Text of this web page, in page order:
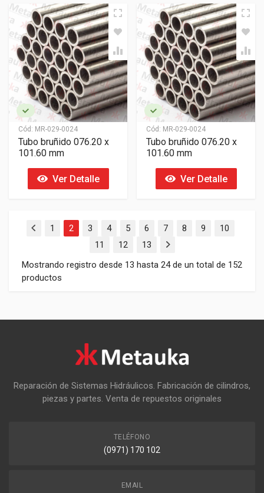
Cód: MR-029-0024
Tubo bruñido 076.20 x
101.60 mm
Ver Detalle
Cód: MR-029-0024
Tubo bruñido 076.20 x
101.60 mm
Ver Detalle
1 2 3 4 5 6 7 8 9
10
11
12
13
Mostrando registro desde 13 hasta 24 de un total de 152
productos
Reparación de Sistemas Hidráulicos. Fabricación de cilindros,
piezas y partes. Venta de repuestos originales
TELÉFONO
(0971) 170 102
EMAIL